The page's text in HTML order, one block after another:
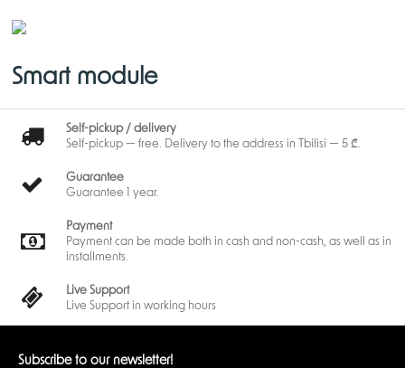
Smart module
Self-pickup / delivery
Self-pickup — free. Delivery to the address in Tbilisi — 5 ₾.
Guarantee
Guarantee 1 year.
Payment
Payment can be made both in cash and non-cash, as well as in
installments.
Live Support
Live Support in working hours
Subscribe to our newsletter!